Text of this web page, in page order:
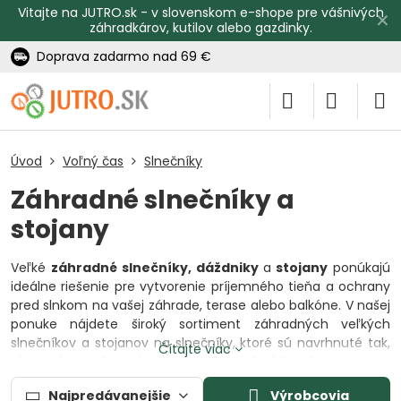
✕
Vitajte na JUTRO.sk - v slovenskom e-shope pre vášnivých
záhradkárov, kutilov alebo gazdinky.
Doprava zadarmo nad 69 €
Úvod Voľný čas Slnečníky
Záhradné slnečníky a
stojany
Veľké záhradné slnečníky, dáždniky a stojany ponúkajú
ideálne riešenie pre vytvorenie príjemného tieňa a ochrany
pred slnkom na vašej záhrade, terase alebo balkóne. V našej
ponuke nájdete široký sortiment záhradných veľkých
slnečníkov a stojanov na slnečníky, ktoré sú navrhnuté tak,
aby poskytovali maximálny komfort a funkčnosť.
Záhradný veľký slnečníka stojan na slnečníkpatria
Čítajte viac
Najpredávanejšie Výrobcovia